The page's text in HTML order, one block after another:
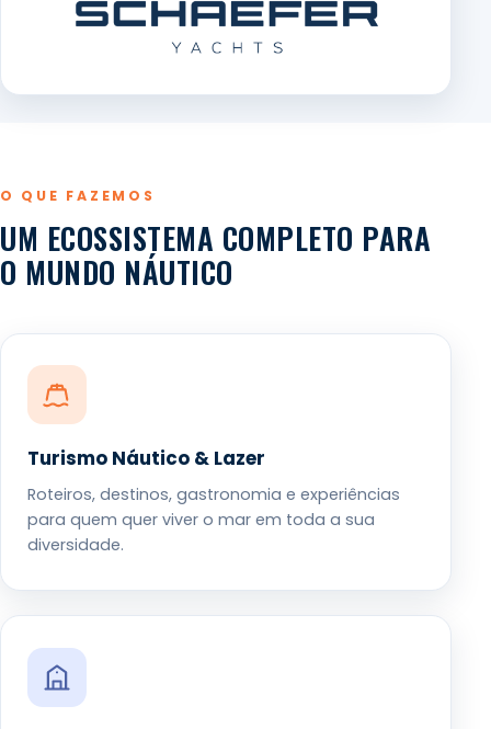
O QUE FAZEMOS
UM ECOSSISTEMA COMPLETO PARA
O MUNDO NÁUTICO
Turismo Náutico & Lazer
Roteiros, destinos, gastronomia e experiências
para quem quer viver o mar em toda a sua
diversidade.